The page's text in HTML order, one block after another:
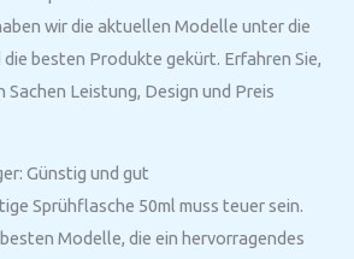
wir die aktuellen Modelle unter die
die besten Produkte gekürt. Erfahren Sie,
Sachen Leistung, Design und Preis
Günstig und gut
Sprühflasche 50ml muss teuer sein.
Modelle, die ein hervorragendes